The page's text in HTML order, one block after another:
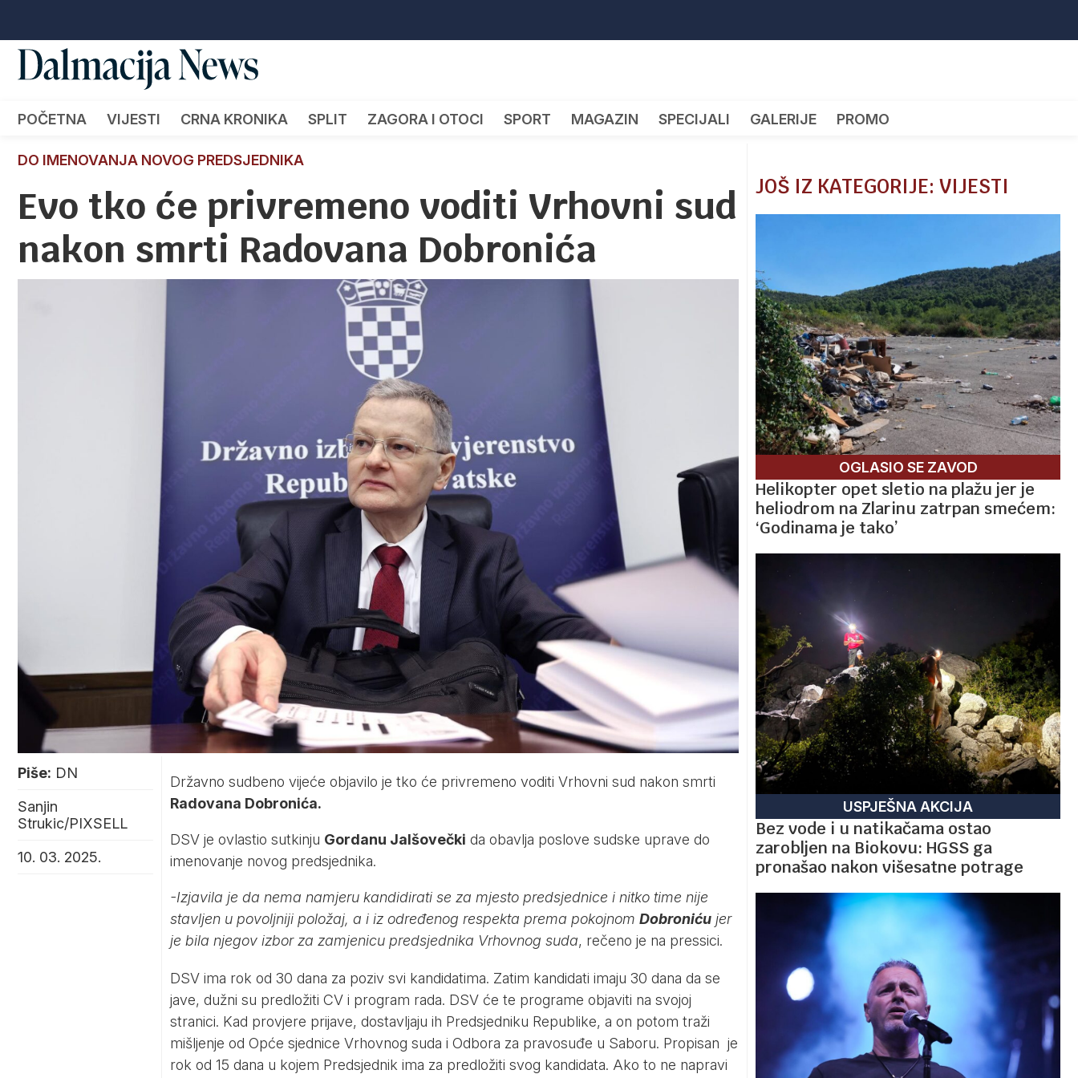
POČETNA VIJESTI CRNA KRONIKA SPLIT ZAGORA I OTOCI SPORT MAGAZIN SPECIJALI GALERIJE PROMO
DO IMENOVANJA NOVOG PREDSJEDNIKA
Evo tko će privremeno voditi Vrhovni sud
nakon smrti Radovana Dobronića
Piše: DN
Sanjin
Strukic/PIXSELL
10. 03. 2025.
Državno sudbeno vijeće objavilo je tko će privremeno voditi Vrhovni sud nakon smrti
Radovana Dobronića.
DSV je ovlastio sutkinju Gordanu Jalšovečki da obavlja poslove sudske uprave do
imenovanje novog predsjednika.
-Izjavila je da nema namjeru kandidirati se za mjesto predsjednice i nitko time nije
stavljen u povoljniji položaj, a i iz određenog respekta prema pokojnom Dobronićujer
je bila njegov izbor za zamjenicu predsjednika Vrhovnog suda, rečeno je na pressici.
DSV ima rok od 30 dana za poziv svi kandidatima. Zatim kandidati imaju 30 dana da se
jave, dužni su predložiti CV i program rada. DSV će te programe objaviti na svojoj
stranici. Kad provjere prijave, dostavljaju ih Predsjedniku Republike, a on potom traži
mišljenje od Opće sjednice Vrhovnog suda i Odbora za pravosuđe u Saboru. Propisan je
rok od 15 dana u kojem Predsjednik ima za predložiti svog kandidata. Ako to ne napravi
JOŠ IZ KATEGORIJE: VIJESTI
OGLASIO SE ZAVOD
Helikopter opet sletio na plažu jer je
heliodrom na Zlarinu zatrpan smećem:
‘Godinama je tako’
USPJEŠNA AKCIJA
Bez vode i u natikačama ostao
zarobljen na Biokovu: HGSS ga
pronašao nakon višesatne potrage